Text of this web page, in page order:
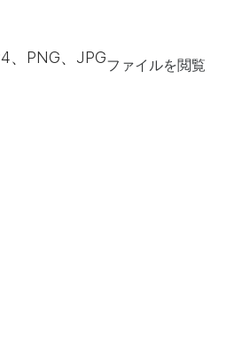
、PNG、JPGファイルを閲覧